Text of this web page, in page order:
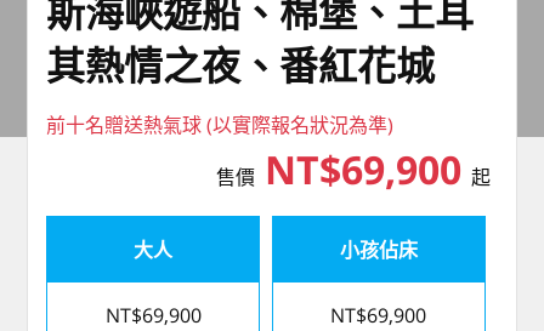
斯海峽遊船、棉堡、土耳
其熱情之夜、番紅花城
前十名贈送熱氣球 (以實際報名狀況為準)
售價NT$69,900 起
大人
NT$69,900
小孩佔床
NT$69,900